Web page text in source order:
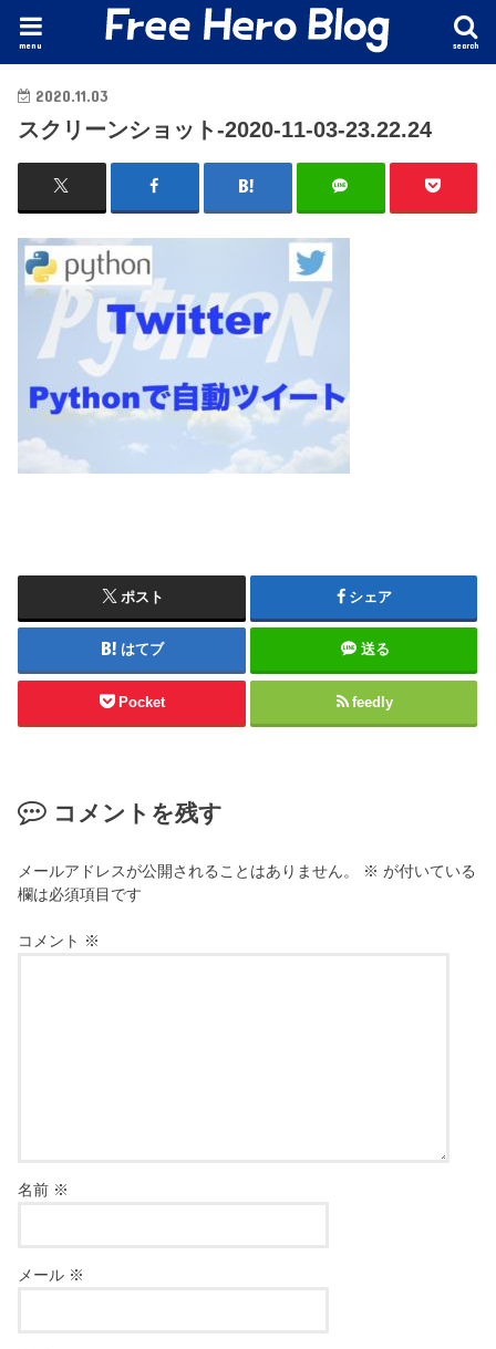
search
menu
2020.11.03
スクリーンショット-2020-11-03-23.22.24
ポスト シェア
はてブ 送る
Pocket feedly
コメントを残す
メールアドレスが公開されることはありません。 ※ が付いている
欄は必須項目です
コメント ※
名前 ※
メール ※